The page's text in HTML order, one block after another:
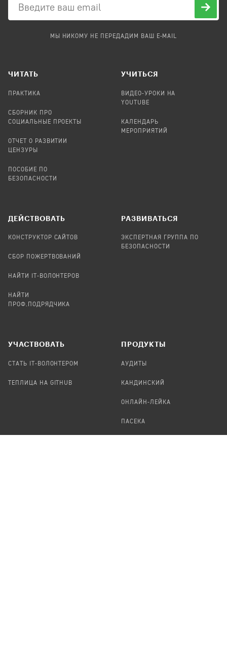
МЫ НИКОМУ НЕ ПЕРЕДАДИМ ВАШ E-MAIL
ЧИТАТЬ
ПРАКТИКА
СБОРНИК ПРО
СОЦИАЛЬНЫЕ ПРОЕКТЫ
ОТЧЕТ О РАЗВИТИИ
ЦЕНЗУРЫ
ПОСОБИЕ ПО
БЕЗОПАСНОСТИ
УЧИТЬСЯ
ВИДЕО-УРОКИ НА
YOUTUBE
КАЛЕНДАРЬ
МЕРОПРИЯТИЙ
ДЕЙСТВОВАТЬ
КОНСТРУКТОР САЙТОВ
СБОР ПОЖЕРТВОВАНИЙ
НАЙТИ IT-ВОЛОНТЕРОВ
НАЙТИ
ПРОФ.ПОДРЯДЧИКА
РАЗВИВАТЬСЯ
ЭКСПЕРТНАЯ ГРУППА ПО
БЕЗОПАСНОСТИ
УЧАСТВОВАТЬ
СТАТЬ IT-ВОЛОНТЕРОМ
ТЕПЛИЦА НА GITHUB
ПРОДУКТЫ
АУДИТЫ
КАНДИНСКИЙ
ОНЛАЙН-ЛЕЙКА
ПАСЕКА